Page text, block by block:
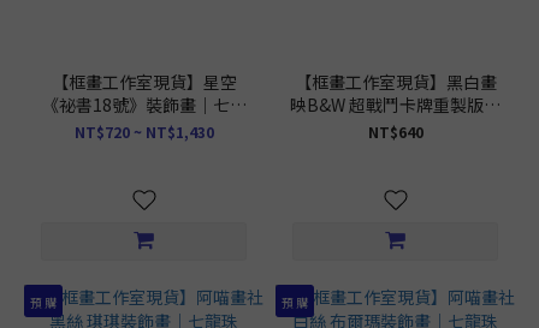
【框畫工作室現貨】星空
《祕書18號》裝飾畫｜七龍
珠
NT$720 ~ NT$1,430
【框畫工作室現貨】黑白畫
映B&W 超戰鬥卡牌重製版｜
七龍珠
NT$640
預 購 預 購